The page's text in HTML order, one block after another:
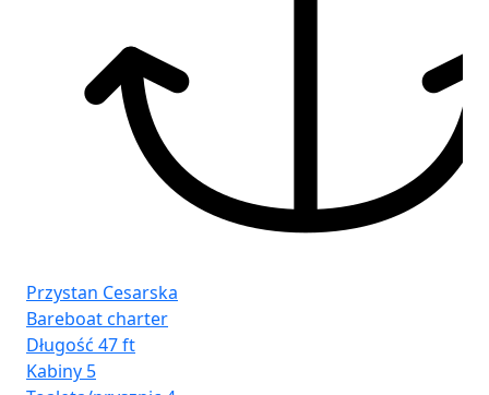
Przystan Cesarska
Bareboat charter
Długość 47 ft
Kabiny 5